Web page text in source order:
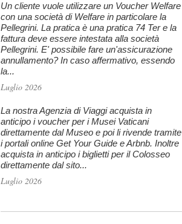
Un cliente vuole utilizzare un Voucher Welfare
con una società di Welfare in particolare la
Pellegrini. La pratica è una pratica 74 Ter e la
fattura deve essere intestata alla società
Pellegrini. E' possibile fare un'assicurazione
annullamento? In caso affermativo, essendo
la...
Luglio 2026
La nostra Agenzia di Viaggi acquista in
anticipo i voucher per i Musei Vaticani
direttamente dal Museo e poi li rivende tramite
i portali online Get Your Guide e Arbnb. Inoltre
acquista in anticipo i biglietti per il Colosseo
direttamente dal sito...
Luglio 2026